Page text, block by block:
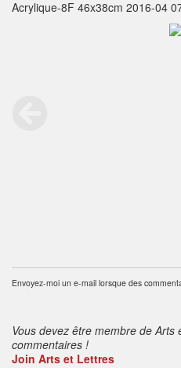
Acrylique-8F 46x38cm 2016-04
Envoyez-moi un e-mail lorsque des
Vous devez être membre de
commentaires !
Join Arts et Lettres